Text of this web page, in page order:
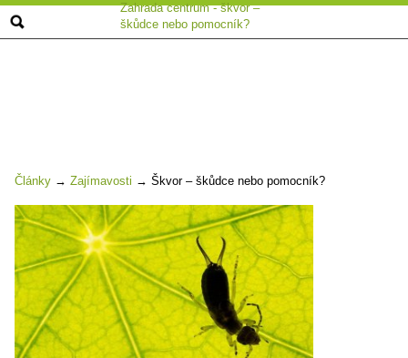
Zahrada centrum - škvor –
škůdce nebo pomocník?
Články → Zajímavosti → Škvor – škůdce nebo pomocník?